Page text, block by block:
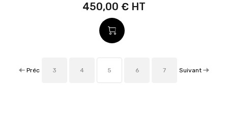
450,00 €
Préc 3 4 5 6 7 Suivant